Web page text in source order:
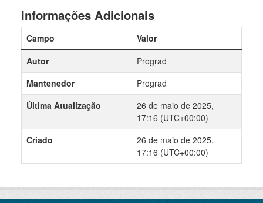
Informações Adicionais
Campo
Valor
Autor
Prograd
Mantenedor
Prograd
Última Atualização
26 de maio de 2025,
17:16 (UTC+00:00)
Criado
26 de maio de 2025,
17:16 (UTC+00:00)